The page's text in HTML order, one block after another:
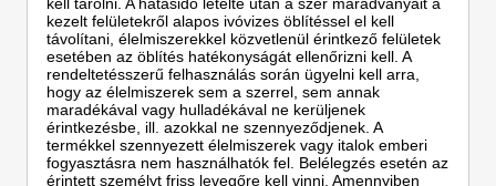
kezelt felületekről alapos ivóvizes öblítéssel el kell
távolítani, élelmiszerekkel közvetlenül érintkező felületek
esetében az öblítés hatékonyságát ellenőrizni kell. A
rendeltetésszerű felhasználás során ügyelni kell arra,
hogy az élelmiszerek sem a szerrel, sem annak
maradékával vagy hulladékával ne kerüljenek
érintkezésbe, ill. azokkal ne szennyeződjenek. A
termékkel szennyezett élelmiszerek vagy italok emberi
fogyasztásra nem használhatók fel. Belélegzés esetén az
érintett személyt friss levegőre kell vinni. Amennyiben